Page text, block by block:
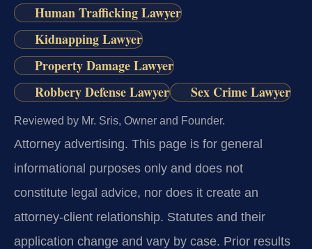
Human Trafficking Lawyer
Kidnapping Lawyer
Property Damage Lawyer
Robbery Defense Lawyer
Sex Crime Lawyer
Reviewed by Mr. Sris, Owner and Founder.
Attorney advertising. This page is for general
informational purposes only and does not
constitute legal advice, nor does it create an
attorney-client relationship. Statutes and their
application change and vary by case. Prior results